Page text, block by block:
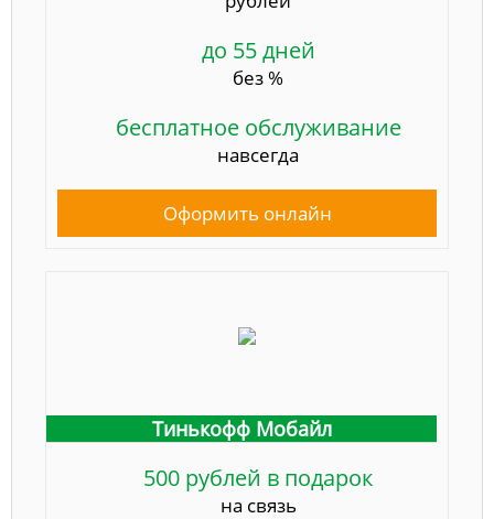
до 55 дней
без %
бесплатное обслуживание
навсегда
Оформить онлайн
Тинькофф Мобайл
500 рублей в подарок
на связь